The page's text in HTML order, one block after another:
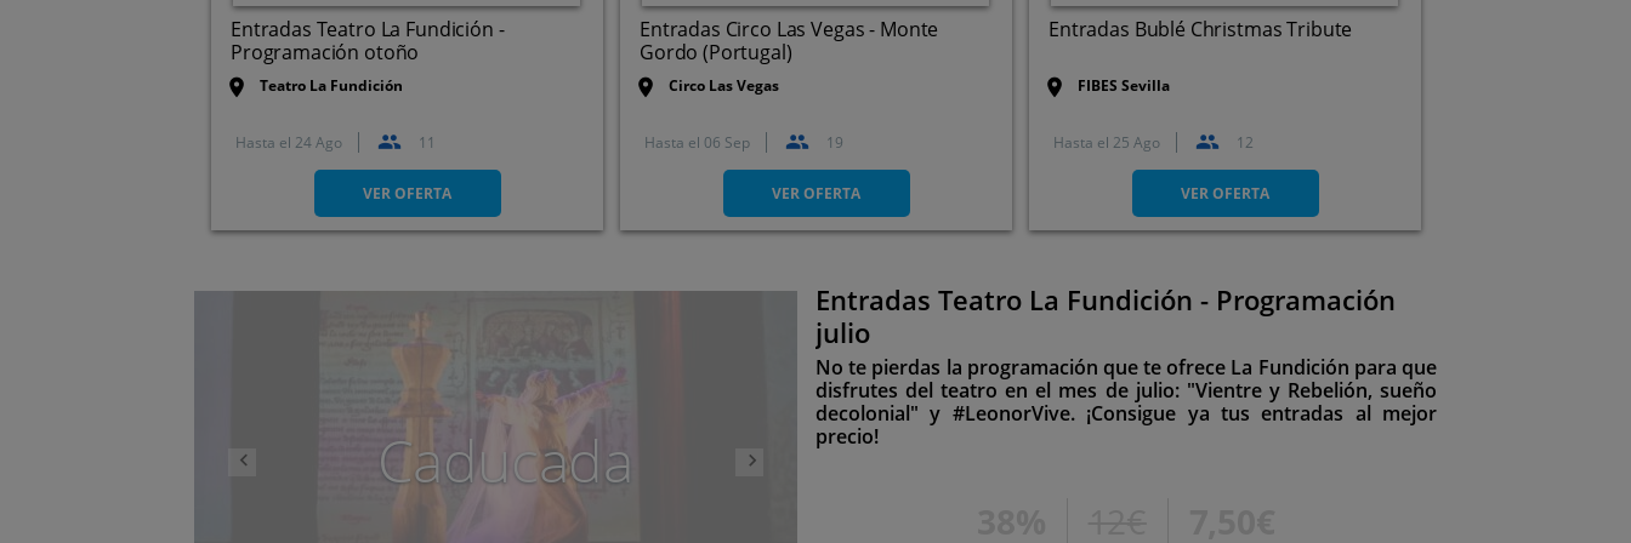
Entradas Teatro La Fundición -
Programación otoño
Teatro La Fundición
C/ La Habana, 18. Sevilla
Hasta el 24 Ago 11
VER OFERTA
Entradas Circo Las Vegas - Monte
Gordo (Portugal)
Circo Las Vegas
Monte Gordo (Portugal)
Hasta el 06 Sep 19
VER OFERTA
Entradas Bublé Christmas Tribute
FIBES Sevilla
Avda. Alcalde Luis Uruñuela,
1. Sevilla
Hasta el 25 Ago 12
VER OFERTA
Caducada
Siguiente
Entradas Teatro La Fundición - Programación
julio
No te pierdas la programación que te ofrece La Fundición para que
disfrutes del teatro en el mes de julio: "Vientre y Rebelión, sueño
decolonial" y #LeonorVive. ¡Consigue ya tus entradas al mejor
precio!